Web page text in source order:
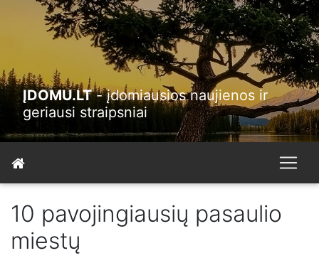
ĮDOMU.LT- įdomiausios naujienos ir
geriausi straipsniai
10 pavojingiausių pasaulio
miestų